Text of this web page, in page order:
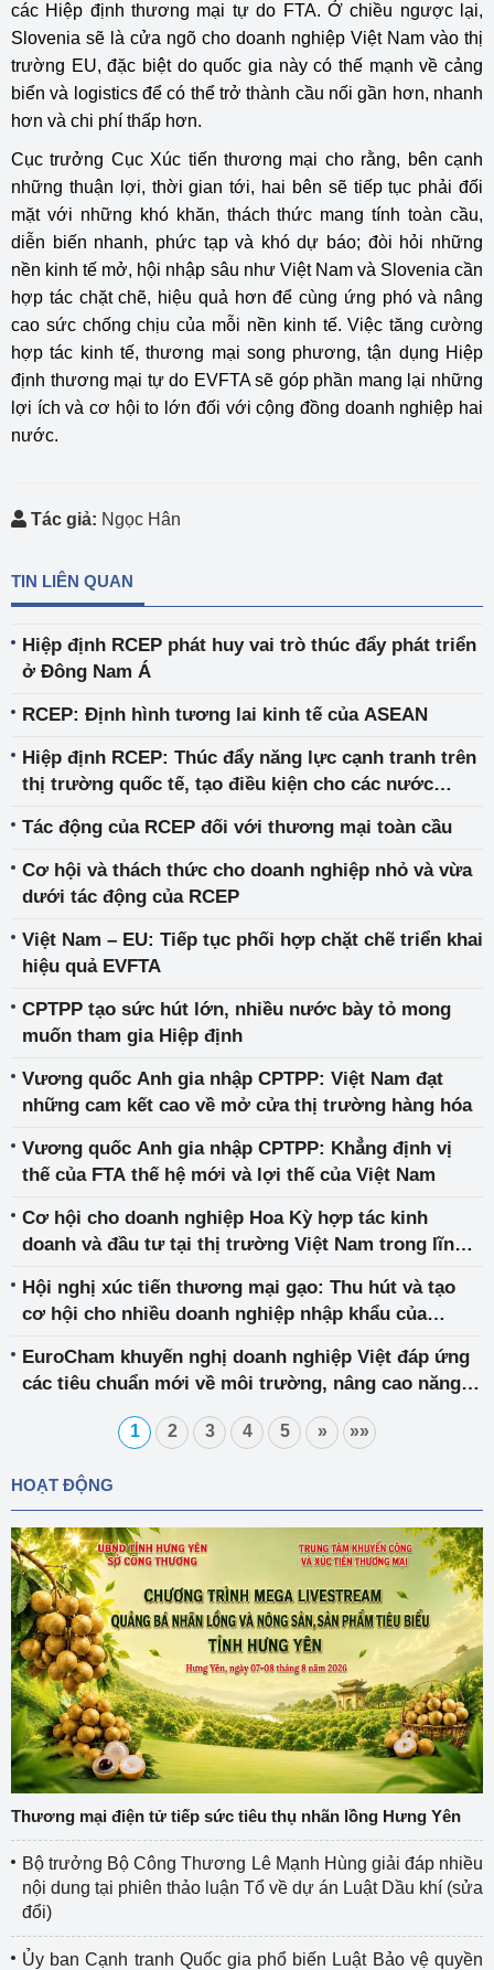
các Hiệp định thương mại tự do FTA. Ở chiều ngược lại,
Slovenia sẽ là cửa ngõ cho doanh nghiệp Việt Nam vào thị
trường EU, đặc biệt do quốc gia này có thế mạnh về cảng
biển và logistics để có thể trở thành cầu nối gần hơn, nhanh
hơn và chi phí thấp hơn.
Cục trưởng Cục Xúc tiến thương mại cho rằng, bên cạnh
những thuận lợi, thời gian tới, hai bên sẽ tiếp tục phải đối
mặt với những khó khăn, thách thức mang tính toàn cầu,
diễn biến nhanh, phức tạp và khó dự báo; đòi hỏi những
nền kinh tế mở, hội nhập sâu như Việt Nam và Slovenia cần
hợp tác chặt chẽ, hiệu quả hơn để cùng ứng phó và nâng
cao sức chống chịu của mỗi nền kinh tế. Việc tăng cường
hợp tác kinh tế, thương mại song phương, tận dụng Hiệp
định thương mại tự do EVFTA sẽ góp phần mang lại những
lợi ích và cơ hội to lớn đối với cộng đồng doanh nghiệp hai
nước.
Tác giả: Ngọc Hân
TIN LIÊN QUAN
Hiệp định RCEP phát huy vai trò thúc đẩy phát triển
ở Đông Nam Á
RCEP: Định hình tương lai kinh tế của ASEAN
Hiệp định RCEP: Thúc đẩy năng lực cạnh tranh trên
thị trường quốc tế, tạo điều kiện cho các nước
Tác động của RCEP đối với thương mại toàn cầu
Cơ hội và thách thức cho doanh nghiệp nhỏ và vừa
dưới tác động của RCEP
Việt Nam – EU: Tiếp tục phối hợp chặt chẽ triển khai
hiệu quả EVFTA
CPTPP tạo sức hút lớn, nhiều nước bày tỏ mong
muốn tham gia Hiệp định
Vương quốc Anh gia nhập CPTPP: Việt Nam đạt
những cam kết cao về mở cửa thị trường hàng hóa
Vương quốc Anh gia nhập CPTPP: Khẳng định vị
thế của FTA thế hệ mới và lợi thế của Việt Nam
Cơ hội cho doanh nghiệp Hoa Kỳ hợp tác kinh
doanh và đầu tư tại thị trường Việt Nam trong lĩnh
Hội nghị xúc tiến thương mại gạo: Thu hút và tạo
cơ hội cho nhiều doanh nghiệp nhập khẩu của
EuroCham khuyến nghị doanh nghiệp Việt đáp ứng
các tiêu chuẩn mới về môi trường, nâng cao năng
1 2 3 4 5 » »»
HOẠT ĐỘNG
Thương mại điện tử tiếp sức tiêu thụ nhãn lồng Hưng Yên
Bộ trưởng Bộ Công Thương Lê Mạnh Hùng giải đáp nhiều
nội dung tại phiên thảo luận Tổ về dự án Luật Dầu khí (sửa
đổi)
Ủy ban Cạnh tranh Quốc gia phổ biến Luật Bảo vệ quyền